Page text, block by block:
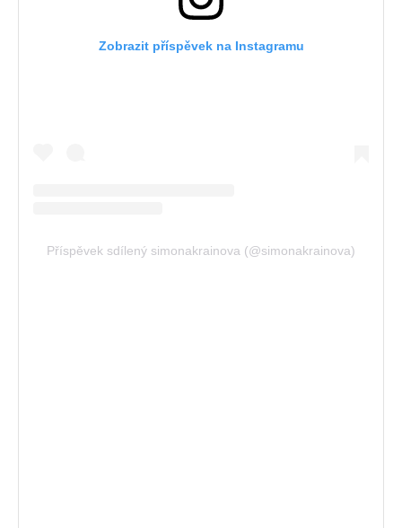
Zobrazit příspěvek na Instagramu
Příspěvek sdílený simonakrainova (@simonakrainova)